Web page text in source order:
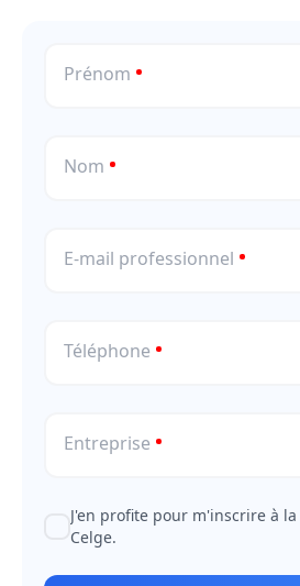
Prénom
Nom
E-mail professionnel
Téléphone
Entreprise
J'en profite pour m'inscrire à
Celge.